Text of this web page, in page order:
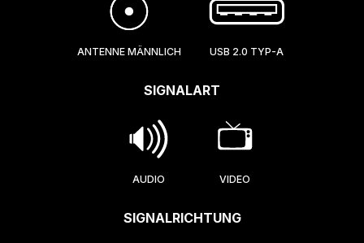
ANTENNE MÄNNLICH USB 2.0 TYP-A
SIGNALART
AUDIO VIDEO
SIGNALRICHTUNG